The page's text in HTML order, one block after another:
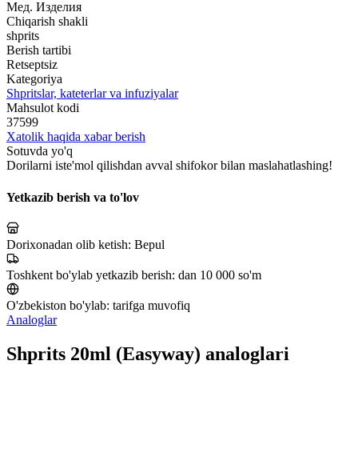
Мед. Изделия
Chiqarish shakli
shprits
Berish tartibi
Retseptsiz
Kategoriya
Shpritslar, kateterlar va infuziyalar
Mahsulot kodi
37599
Xatolik haqida xabar berish
Sotuvda yo'q
Dorilarni iste'mol qilishdan avval shifokor bilan maslahatlashing!
Yetkazib berish va to'lov
Dorixonadan olib ketish: Bepul
Toshkent bo'ylab yetkazib berish: dan 10 000 so'm
O'zbekiston bo'ylab: tarifga muvofiq
Analoglar
Shprits 20ml (Easyway) analoglari